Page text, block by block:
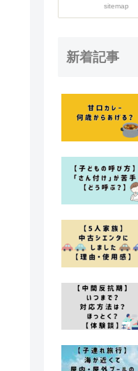
sitemap
新着記事